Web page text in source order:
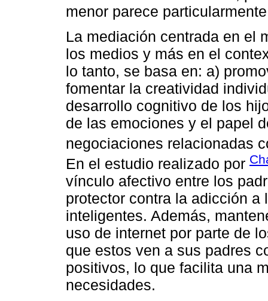
menor parece
La mediación centrada en el
los medios y más en el
lo tanto, se basa en: a)
fomentar la creatividad
desarrollo cognitivo de los
de las emociones y el papel
negociaciones relacionadas
En el estudio realizado por
vínculo afectivo entre los
protector contra la adicción
inteligentes. Además,
uso de internet por parte de
que estos ven a sus padres
positivos, lo que facilita una
necesidades.